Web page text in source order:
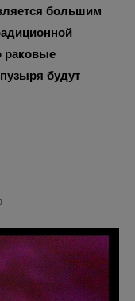
большим
раковые
будут